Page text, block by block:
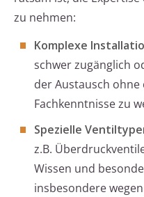
zu nehmen:
Komplexe
schwer zugänglich
der Austausch
Fachkenntnisse zu
Spezielle
z.B.
Wissen und
insbesondere